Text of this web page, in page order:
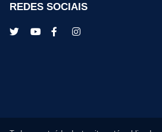
REDES SOCIAIS